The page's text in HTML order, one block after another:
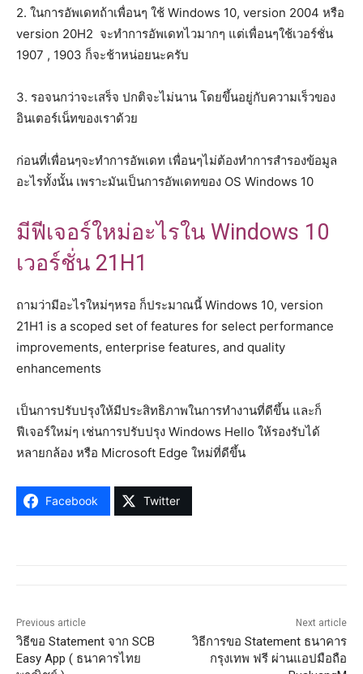
2. ในการอัพเดทถ้าเพื่อนๆ ใช้ Windows 10, version 2004 หรือ
version 20H2 จะทำการอัพเดทไวมากๆ แต่เพื่อนๆใช้เวอร์ชั่น
1907 , 1903 ก็จะช้าหน่อยนะครับ
3. รอจนกว่าจะเสร็จ ปกติจะไม่นาน โดยขึ้นอยู่กับความเร็วของ
อินเตอร์เน็ทของเราด้วย
ก่อนที่เพื่อนๆจะทำการอัพเดท เพื่อนๆไม่ต้องทำการสำรองข้อมูล
อะไรทั้งนั้น เพราะมันเป็นการอัพเดทของ OS Windows 10
มีฟีเจอร์ใหม่อะไรใน Windows 10
เวอร์ชั่น 21H1
ถามว่ามีอะไรใหม่ๆหรอ ก็ประมาณนี้ Windows 10, version
21H1 is a scoped set of features for select performance
improvements, enterprise features, and quality
enhancements
เป็นการปรับปรุงให้มีประสิทธิภาพในการทำงานที่ดีขึ้น และก็
ฟีเจอร์ใหม่ๆ เช่นการปรับปรุง Windows Hello ให้รองรับได้
หลายกล้อง หรือ Microsoft Edge ใหม่ที่ดีขึ้น
Facebook Twitter
Previous article
วิธีขอ Statement จาก SCB
Easy App ( ธนาคารไทย
Next article
วิธีการขอ Statement ธนาคาร
กรุงเทพ ฟรี ผ่านแอปมือถือ